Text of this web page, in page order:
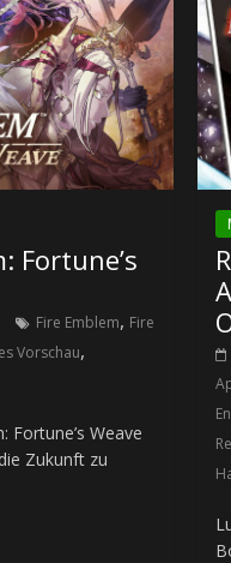
Fortune’s
Fire Emblem, Fire
Vorschau,
Fortune’s Weave
Zukunft zu